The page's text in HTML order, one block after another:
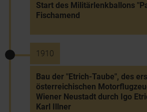
Start des Militärlenkballons
Fischamend
1910
Bau der "Etrich-Taube", des
österreichischen
Wiener Neustadt durch Igo
Karl Illner